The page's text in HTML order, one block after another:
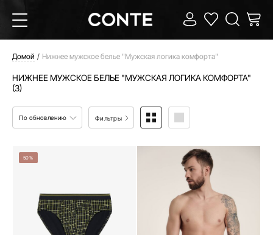
Домой Нижнее мужское белье "Мужская логика комфорта"
НИЖНЕЕ МУЖСКОЕ БЕЛЬЕ "МУЖСКАЯ ЛОГИКА КОМФОРТА"
(3)
По обновлению Фильтры
50%